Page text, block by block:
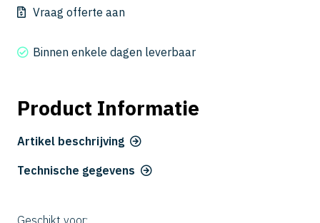
4080-
aantal
Vraag offerte aan
Binnen enkele dagen leverbaar
Product Informatie
Artikel beschrijving
Technische gegevens
Geschikt voor: